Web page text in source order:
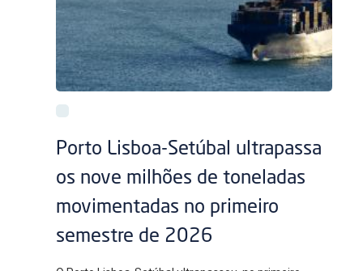
Porto Lisboa-Setúbal ultrapassa
os nove milhões de toneladas
movimentadas no primeiro
semestre de 2026